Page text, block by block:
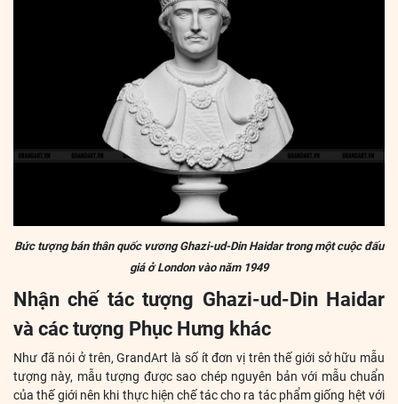
Bức tượng bán thân quốc vương Ghazi-ud-Din Haidar trong một cuộc đấu
giá ở London vào năm 1949
Nhận chế tác tượng Ghazi-ud-Din Haidar
và các tượng Phục Hưng khác
Như đã nói ở trên, GrandArt là số ít đơn vị trên thế giới sở hữu mẫu
tượng này, mẫu tượng được sao chép nguyên bản với mẫu chuẩn
của thế giới nên khi thực hiện chế tác cho ra tác phẩm giống hệt với